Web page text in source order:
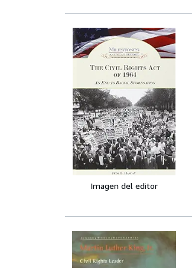
Imagen del editor